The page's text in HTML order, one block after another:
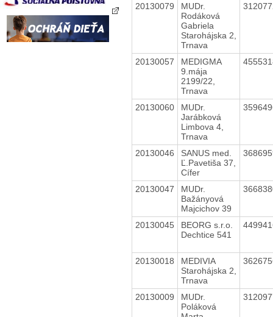
20130079
MUDr.
Rodáková
Gabriela
Starohájska 2,
Trnava
20130057
MEDIGMA
9.mája
2199/22,
Trnava
20130060
MUDr.
Jarábková
Limbova 4,
Trnava
20130046
SANUS med.
Ľ.Pavetiša 37,
Cífer
20130047
MUDr.
Bažányová
Majcichov 39
20130045
BEORG s.r.o.
Dechtice 541
20130018
MEDIVIA
Starohájska 2,
Trnava
20130009
MUDr.
Poláková